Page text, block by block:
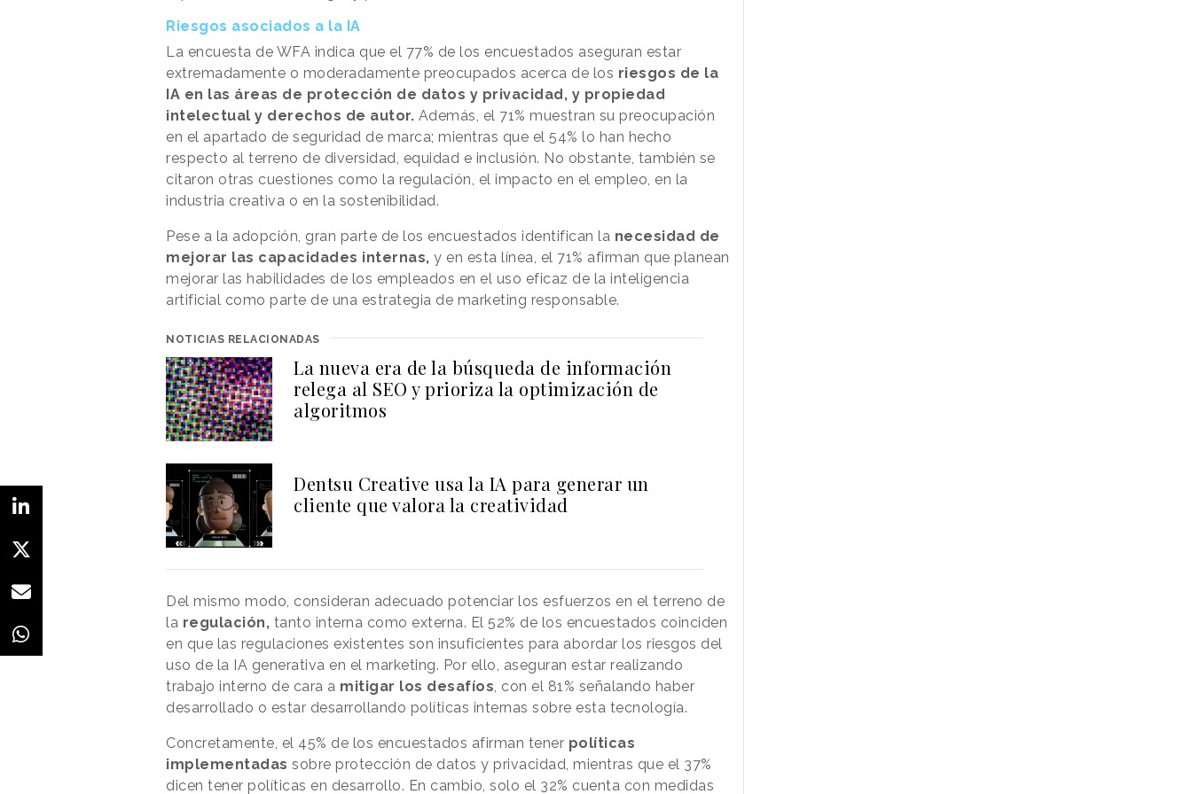
Riesgos asociados a la IA
La encuesta de WFA indica que el 77% de los encuestados aseguran estar
extremadamente o moderadamente preocupados acerca de los riesgos de la
IA en las áreas de protección de datos y privacidad, y propiedad
intelectual y derechos de autor. Además, el 71% muestran su preocupación
en el apartado de seguridad de marca; mientras que el 54% lo han hecho
respecto al terreno de diversidad, equidad e inclusión. No obstante, también se
citaron otras cuestiones como la regulación, el impacto en el empleo, en la
industria creativa o en la sostenibilidad.
Pese a la adopción, gran parte de los encuestados identifican la necesidad de
mejorar las capacidades internas, y en esta línea, el 71% afirman que planean
mejorar las habilidades de los empleados en el uso eficaz de la inteligencia
artificial como parte de una estrategia de marketing responsable.
NOTICIAS RELACIONADAS
La nueva era de la búsqueda de información
relega al SEO y prioriza la optimización de
algoritmos
Dentsu Creative usa la IA para generar un
cliente que valora la creatividad
Del mismo modo, consideran adecuado potenciar los esfuerzos en el terreno de
la regulación, tanto interna como externa. El 52% de los encuestados coinciden
en que las regulaciones existentes son insuficientes para abordar los riesgos del
uso de la IA generativa en el marketing. Por ello, aseguran estar realizando
trabajo interno de cara a mitigar los desafíos, con el 81% señalando haber
desarrollado o estar desarrollando políticas internas sobre esta tecnología.
Concretamente, el 45% de los encuestados afirman tener políticas
implementadas sobre protección de datos y privacidad, mientras que el 37%
dicen tener políticas en desarrollo. En cambio, solo el 32% cuenta con medidas